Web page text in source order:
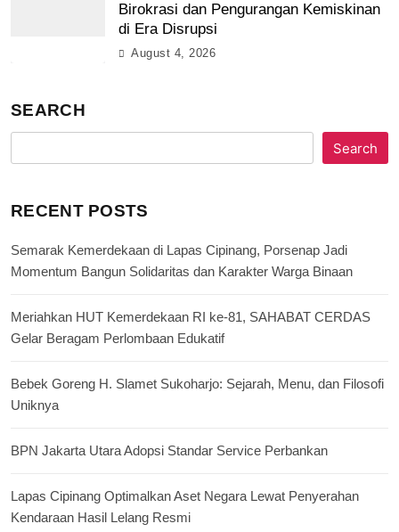
Birokrasi dan Pengurangan Kemiskinan
di Era Disrupsi
August 4, 2026
SEARCH
Search
RECENT POSTS
Semarak Kemerdekaan di Lapas Cipinang, Porsenap Jadi
Momentum Bangun Solidaritas dan Karakter Warga Binaan
Meriahkan HUT Kemerdekaan RI ke-81, SAHABAT CERDAS
Gelar Beragam Perlombaan Edukatif
Bebek Goreng H. Slamet Sukoharjo: Sejarah, Menu, dan Filosofi
Uniknya
BPN Jakarta Utara Adopsi Standar Service Perbankan
Lapas Cipinang Optimalkan Aset Negara Lewat Penyerahan
Kendaraan Hasil Lelang Resmi